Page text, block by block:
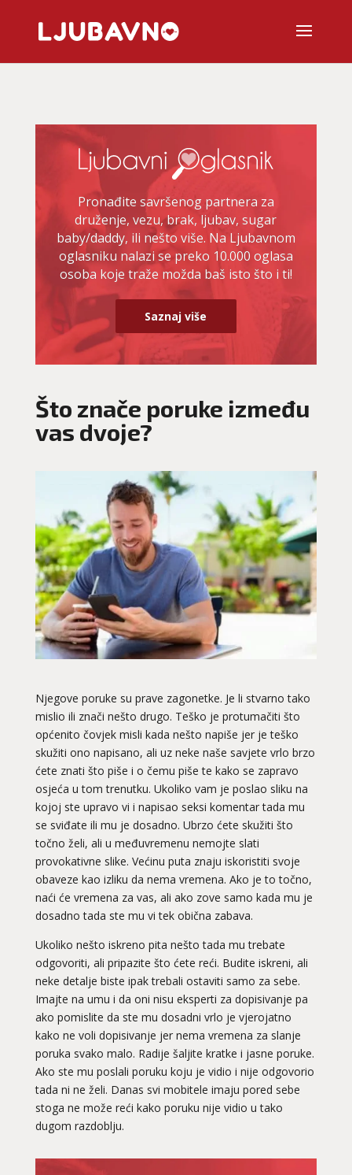
Pronađite savršenog partnera za
druženje, vezu, brak, ljubav, sugar
baby/daddy, ili nešto više. Na Ljubavnom
oglasniku nalazi se preko 10.000 oglasa
osoba koje traže možda baš isto što i ti!
Saznaj više
Što znače poruke između
vas dvoje?
Njegove poruke su prave zagonetke. Je li stvarno tako
mislio ili znači nešto drugo. Teško je protumačiti što
općenito čovjek misli kada nešto napiše jer je teško
skužiti ono napisano, ali uz neke naše savjete vrlo brzo
ćete znati što piše i o čemu piše te kako se zapravo
osjeća u tom trenutku. Ukoliko vam je poslao sliku na
kojoj ste upravo vi i napisao seksi komentar tada mu
se sviđate ili mu je dosadno. Ubrzo ćete skužiti što
točno želi, ali u međuvremenu nemojte slati
provokativne slike. Većinu puta znaju iskoristiti svoje
obaveze kao izliku da nema vremena. Ako je to točno,
naći će vremena za vas, ali ako zove samo kada mu je
dosadno tada ste mu vi tek obična zabava.
Ukoliko nešto iskreno pita nešto tada mu trebate
odgovoriti, ali pripazite što ćete reći. Budite iskreni, ali
neke detalje biste ipak trebali ostaviti samo za sebe.
Imajte na umu i da oni nisu eksperti za dopisivanje pa
ako pomislite da ste mu dosadni vrlo je vjerojatno
kako ne voli dopisivanje jer nema vremena za slanje
poruka svako malo. Radije šaljite kratke i jasne poruke.
Ako ste mu poslali poruku koju je vidio i nije odgovorio
tada ni ne želi. Danas svi mobitele imaju pored sebe
stoga ne može reći kako poruku nije vidio u tako
dugom razdoblju.